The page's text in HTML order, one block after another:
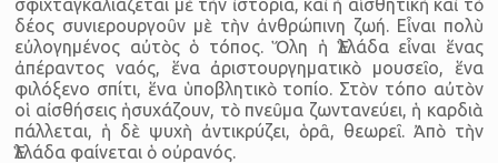
σφιχταγκαλιάζεται μὲ τὴν ἱστορία, καὶ ἡ αἰσθητικὴ καὶ τὸ
δέος συνιερουργοῦν μὲ τὴν ἀνθρώπινη ζωή. Εἶναι πολὺ
εὐλογημένος αὐτὸς ὁ τόπος. Ὅλη ἡ Ἑλλάδα εἶναι ἕνας
ἀπέραντος ναός, ἕνα ἀριστουρ­γηματικὸ μουσεῖο, ἕνα
φιλόξενο σπίτι, ἕνα ὑποβλητικὸ τοπίο. Στὸν τόπο αὐτὸν
οἱ αἰσθήσεις ἡσυχάζουν, τὸ πνεῦμα ζωντα­νεύει, ἡ καρδιὰ
πάλλεται, ἡ δὲ ψυχὴ ἀντικρύζει, ὁρᾶ, θεωρεῖ. Ἀπὸ τὴν
Ἑλλάδα φαίνεται ὁ οὐρανός.